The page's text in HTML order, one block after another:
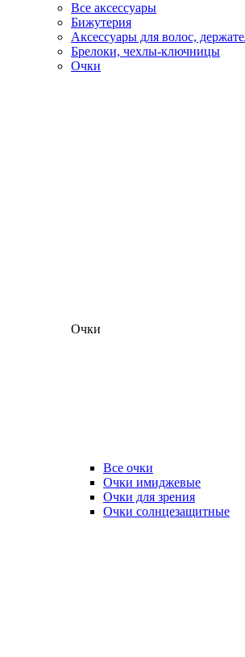
Все аксессуары
Бижутерия
Аксессуары для волос,
Брелоки, чехлы-ключницы
Очки
Очки
Все очки
Очки имиджевые
Очки для зрения
Очки солнцезащитные